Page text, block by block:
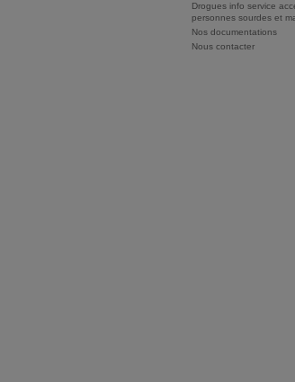
Drogues info service
personnes sourdes et
Nos documentations
Nous contacter